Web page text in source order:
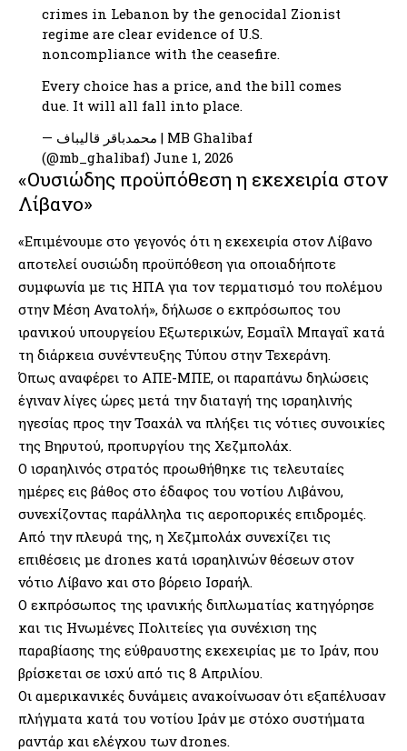
crimes in Lebanon by the genocidal Zionist
regime are clear evidence of U.S.
noncompliance with the ceasefire.
Every choice has a price, and the bill comes
due. It will all fall into place.
— محمدباقر قالیباف | MB Ghalibaf
(@mb_ghalibaf) June 1, 2026
«Ουσιώδης προϋπόθεση η εκεχειρία στον
Λίβανο»
«Επιμένουμε στο γεγονός ότι η εκεχειρία στον Λίβανο
αποτελεί ουσιώδη προϋπόθεση για οποιαδήποτε
συμφωνία με τις ΗΠΑ για τον τερματισμό του πολέμου
στην Μέση Ανατολή», δήλωσε ο εκπρόσωπος του
ιρανικού υπουργείου Εξωτερικών, Εσμαΐλ Μπαγαΐ κατά
τη διάρκεια συνέντευξης Τύπου στην Τεχεράνη.
Όπως αναφέρει το ΑΠΕ-ΜΠΕ, οι παραπάνω δηλώσεις
έγιναν λίγες ώρες μετά την διαταγή της ισραηλινής
ηγεσίας προς την Τσαχάλ να πλήξει τις νότιες συνοικίες
της Βηρυτού, προπυργίου της Χεζμπολάχ.
Ο ισραηλινός στρατός προωθήθηκε τις τελευταίες
ημέρες εις βάθος στο έδαφος του νοτίου Λιβάνου,
συνεχίζοντας παράλληλα τις αεροπορικές επιδρομές.
Από την πλευρά της, η Χεζμπολάχ συνεχίζει τις
επιθέσεις με drones κατά ισραηλινών θέσεων στον
νότιο Λίβανο και στο βόρειο Ισραήλ.
Ο εκπρόσωπος της ιρανικής διπλωματίας κατηγόρησε
και τις Ηνωμένες Πολιτείες για συνέχιση της
παραβίασης της εύθραυστης εκεχειρίας με το Ιράν, που
βρίσκεται σε ισχύ από τις 8 Απριλίου.
Οι αμερικανικές δυνάμεις ανακοίνωσαν ότι εξαπέλυσαν
πλήγματα κατά του νοτίου Ιράν με στόχο συστήματα
ραντάρ και ελέγχου των drones.